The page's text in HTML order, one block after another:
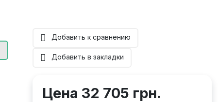
Добавить к сравнению
Добавить в закладки
Цена 32 705 грн.